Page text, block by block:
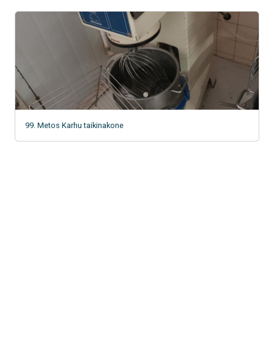
99. Metos Karhu taikinakone